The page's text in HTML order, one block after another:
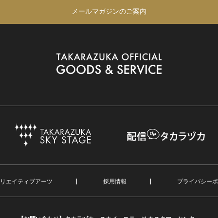
メールマガジンのご案内
エイティブアーツ 採用情報 プライバシー